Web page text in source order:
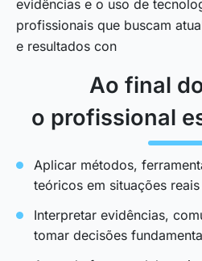
evidências e o uso de
profissionais que buscam
e resultados con
Ao final
o profissional
Aplicar métodos,
teóricos em situações
Interpretar evidências,
tomar decisões